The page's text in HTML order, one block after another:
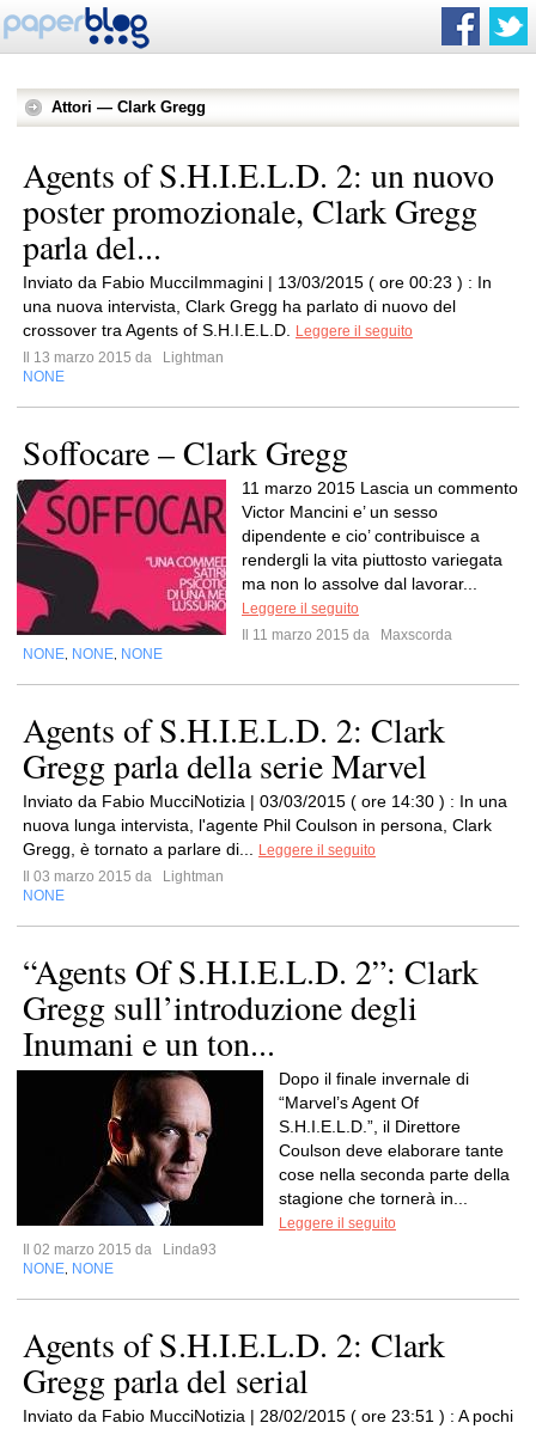
Attori — Clark Gregg
Agents of S.H.I.E.L.D. 2: un nuovo
poster promozionale, Clark Gregg
parla del...
Inviato da Fabio MucciImmagini | 13/03/2015 ( ore 00:23 ) : In
una nuova intervista, Clark Gregg ha parlato di nuovo del
crossover tra Agents of S.H.I.E.L.D.
Leggere il seguito
Il 13 marzo 2015 da
Lightman
NONE
Soffocare – Clark Gregg
11 marzo 2015 Lascia un commento
Victor Mancini e’ un sesso
dipendente e cio’ contribuisce a
rendergli la vita piuttosto variegata
ma non lo assolve dal lavorar...
Leggere il seguito
Il 11 marzo 2015 da
Maxscorda
NONE NONE NONE
Agents of S.H.I.E.L.D. 2: Clark
Gregg parla della serie Marvel
Inviato da Fabio MucciNotizia | 03/03/2015 ( ore 14:30 ) : In una
nuova lunga intervista, l'agente Phil Coulson in persona, Clark
Gregg, è tornato a parlare di...
Leggere il seguito
Il 03 marzo 2015 da
Lightman
NONE
“Agents Of S.H.I.E.L.D. 2”: Clark
Gregg sull’introduzione degli
Inumani e un ton...
Dopo il finale invernale di
“Marvel’s Agent Of
S.H.I.E.L.D.”, il Direttore
Coulson deve elaborare tante
cose nella seconda parte della
stagione che tornerà in...
Leggere il seguito
Il 02 marzo 2015 da
Linda93
NONE NONE
Agents of S.H.I.E.L.D. 2: Clark
Gregg parla del serial
Inviato da Fabio MucciNotizia | 28/02/2015 ( ore 23:51 ) : A pochi